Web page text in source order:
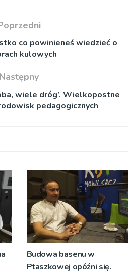
co powinieneś wiedzieć o
kulowych
Następny
wiele dróg’. Wielkopostne
pedagogicznych
Budowa basenu w
Ptaszkowej opóźni się.